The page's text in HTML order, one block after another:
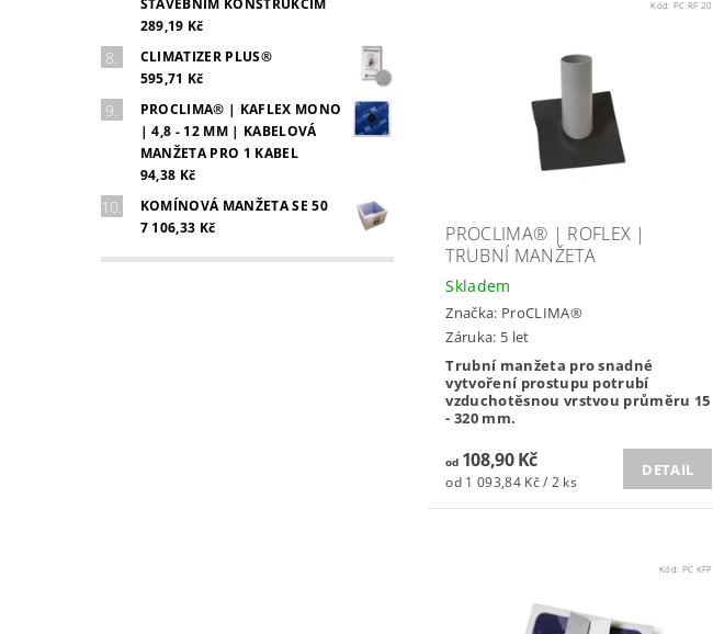
289,19 Kč
CLIMATIZER PLUS®
595,71 Kč
PROCLIMA® | KAFLEX MONO
| 4,8 - 12 MM | KABELOVÁ
MANŽETA PRO 1 KABEL
94,38 Kč
KOMÍNOVÁ MANŽETA SE 50
7 106,33 Kč
Kód: PC RF 20
PROCLIMA® | ROFLEX |
TRUBNÍ MANŽETA
Skladem
Značka: ProCLIMA®
Záruka: 5 let
Trubní manžeta pro snadné
vytvoření prostupu potrubí
vzduchotěsnou vrstvou průměru 15
- 320 mm.
od108,90 Kč
od 1 093,84 Kč / 2 ks
DETAIL
Kód: PC KFP